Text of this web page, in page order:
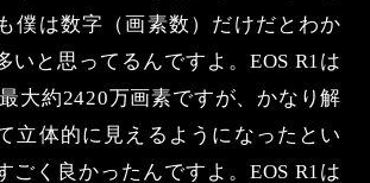
僕は数字（画素数）だけだとわか
いと思ってるんですよ。EOS R1は
大約2420万画素ですが、かなり解
立体的に見えるようになったとい
ごく良かったんですよ。EOS R1は